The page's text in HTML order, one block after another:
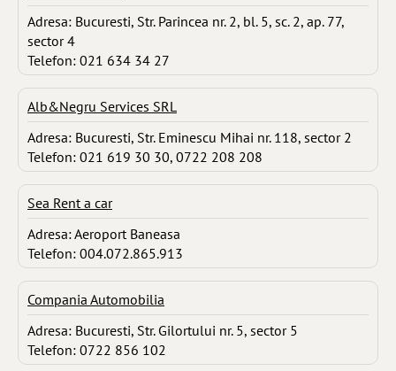
Adresa: Bucuresti, Str. Parincea nr. 2, bl. 5, sc. 2, ap. 77,
sector 4
Telefon: 021 634 34 27
Alb&Negru Services SRL
Adresa: Bucuresti, Str. Eminescu Mihai nr. 118, sector 2
Telefon: 021 619 30 30, 0722 208 208
Sea Rent a car
Adresa: Aeroport Baneasa
Telefon: 004.072.865.913
Compania Automobilia
Adresa: Bucuresti, Str. Gilortului nr. 5, sector 5
Telefon: 0722 856 102